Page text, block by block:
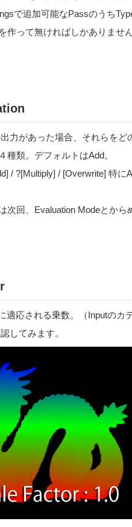
で追加可能なPassのうち
作って無ければしかありません
力があった場合、それらをど
種類。デフォルトはAdd。
/ ?[Multiply] / [Overwrite] 特に
次回、Evaluation Modeとか
適応される乗数。（Inputのカ
してみます。